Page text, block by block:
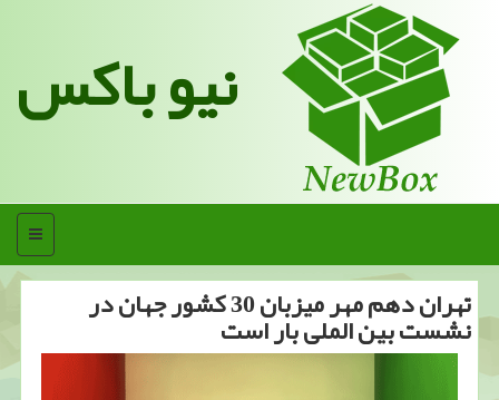
نیو باکس
منو
تهران دهم مهر میزبان 30 كشور جهان در
نشست بین الملی بار است